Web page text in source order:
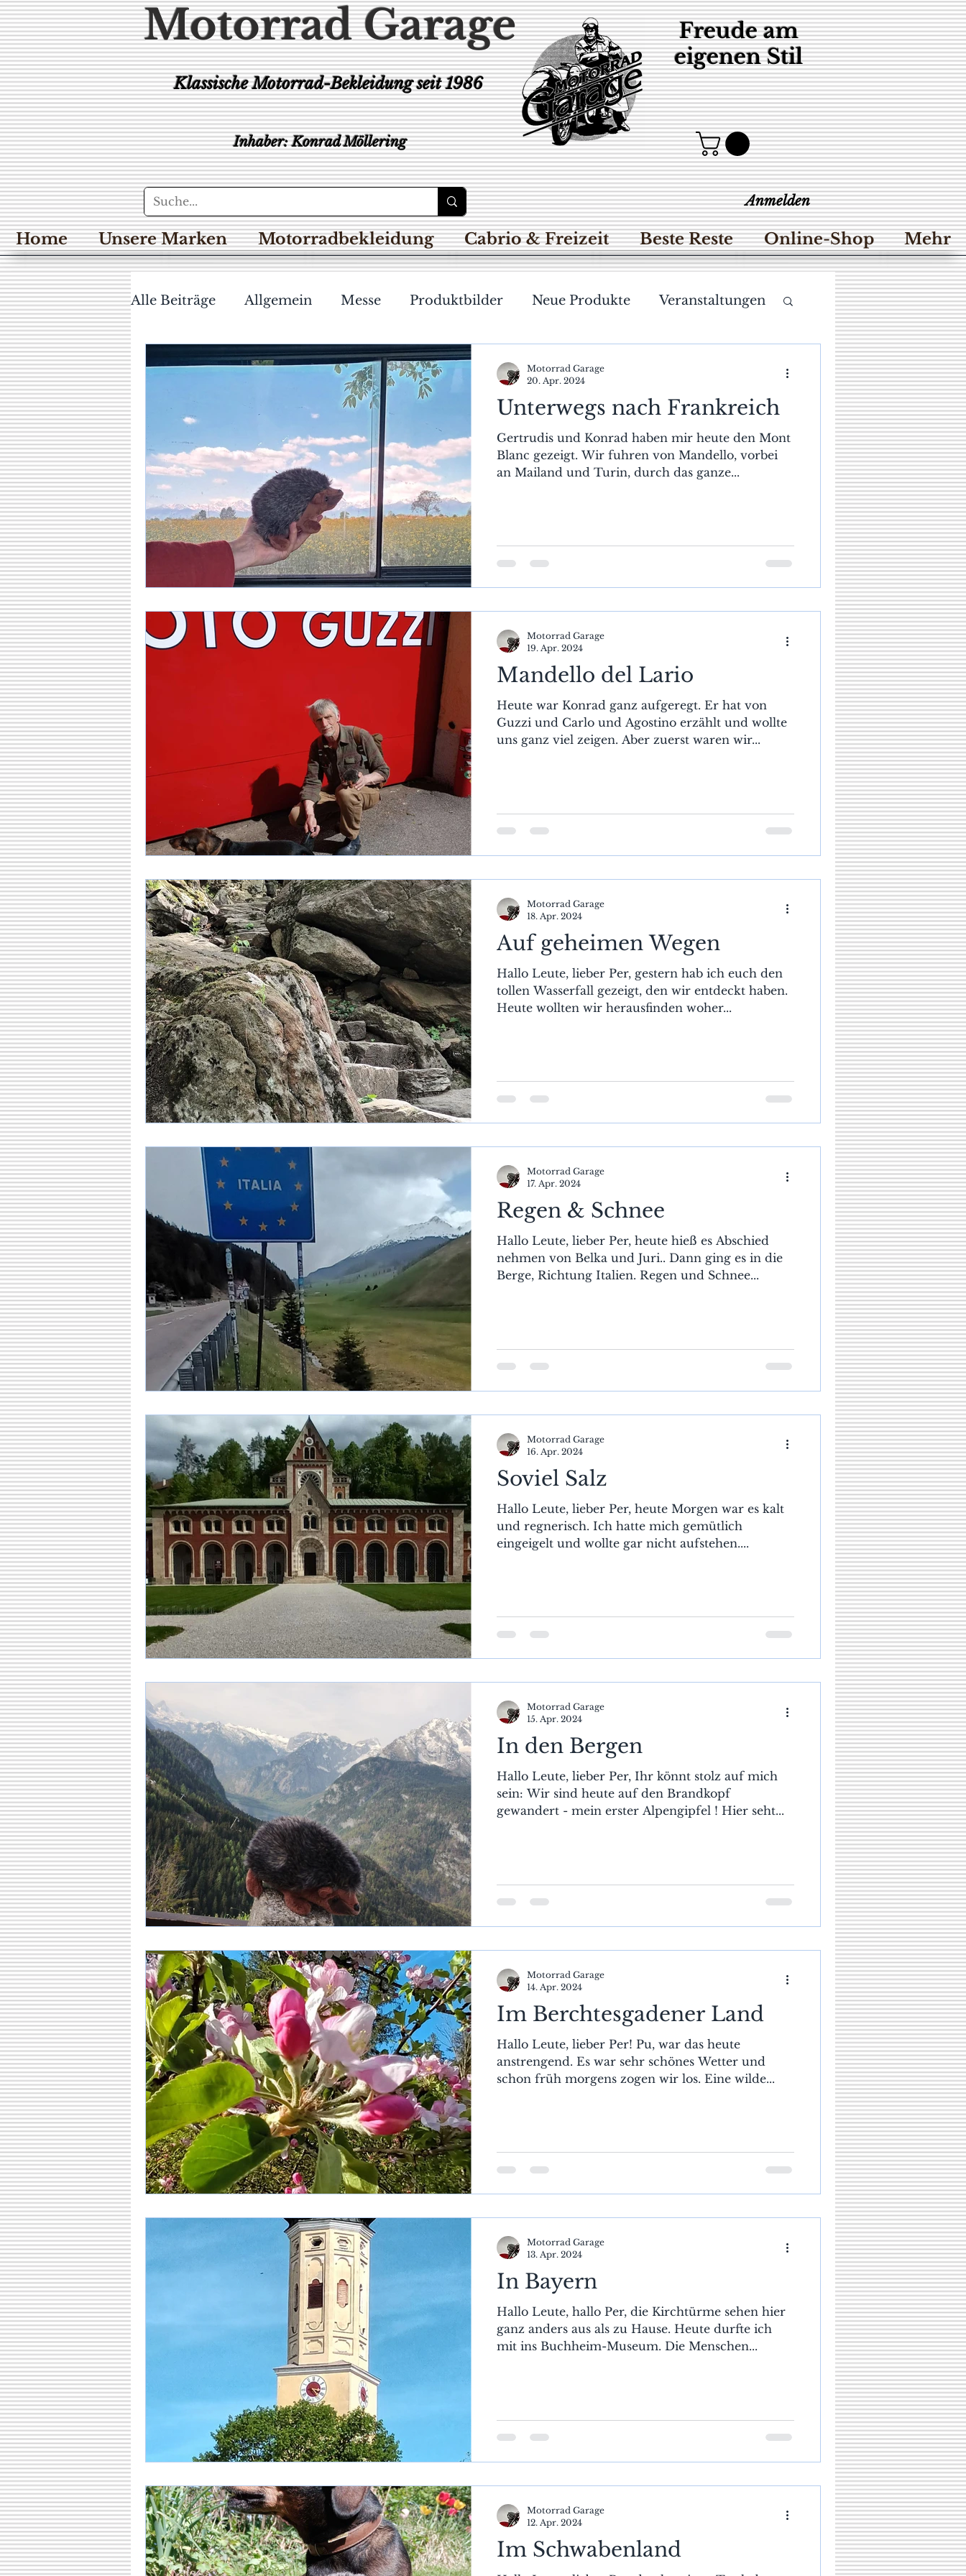
Motorrad Garage
Inhaber: Konrad Möllering
Klassische Motorrad-Bekleidungseit 1986
Freude am
eigenen Stil
Anmelden
Home Unsere Marken Motorradbekleidung Cabrio & Freizeit Beste Reste Online-Shop Mehr
Alle Beiträge Allgemein Messe Produktbilder Neue Produkte Veranstaltungen
Seidenstraße Meine Ausrüstung Ladengeschäft
Unterwegs nach Frankreich
Gertrudis und Konrad haben mir heute den Mont
Blanc gezeigt. Wir fuhren von Mandello, vorbei
an Mailand und Turin, durch das ganze...
Motorrad Garage
20. Apr. 2024
Mandello del Lario
Heute war Konrad ganz aufgeregt. Er hat von
Guzzi und Carlo und Agostino erzählt und wollte
uns ganz viel zeigen. Aber zuerst waren wir...
Motorrad Garage
19. Apr. 2024
Auf geheimen Wegen
Hallo Leute, lieber Per, gestern hab ich euch den
tollen Wasserfall gezeigt, den wir entdeckt haben.
Heute wollten wir herausfinden woher...
Motorrad Garage
18. Apr. 2024
Regen & Schnee
Hallo Leute, lieber Per, heute hieß es Abschied
nehmen von Belka und Juri.. Dann ging es in die
Berge, Richtung Italien. Regen und Schnee...
Motorrad Garage
17. Apr. 2024
Soviel Salz
Hallo Leute, lieber Per, heute Morgen war es kalt
und regnerisch. Ich hatte mich gemütlich
eingeigelt und wollte gar nicht aufstehen....
Motorrad Garage
16. Apr. 2024
In den Bergen
Hallo Leute, lieber Per, Ihr könnt stolz auf mich
sein: Wir sind heute auf den Brandkopf
gewandert - mein erster Alpengipfel ! Hier seht...
Motorrad Garage
15. Apr. 2024
Im Berchtesgadener Land
Hallo Leute, lieber Per! Pu, war das heute
anstrengend. Es war sehr schönes Wetter und
schon früh morgens zogen wir los. Eine wilde...
Motorrad Garage
14. Apr. 2024
In Bayern
Hallo Leute, hallo Per, die Kirchtürme sehen hier
ganz anders aus als zu Hause. Heute durfte ich
mit ins Buchheim-Museum. Die Menschen...
Motorrad Garage
13. Apr. 2024
Im Schwabenland
Motorrad Garage
12. Apr. 2024